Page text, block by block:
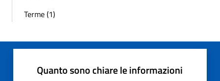
Terme (1)
Quanto sono chiare le informazioni